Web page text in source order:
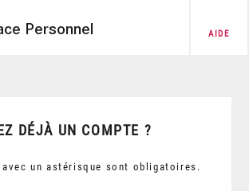
Personnel AIDE
DÉJÀ UN COMPTE ?
avec un astérisque sont obligatoires.